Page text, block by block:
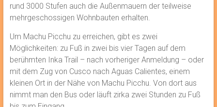
rund 3000 Stufen auch die Außenmauern der teilweise
mehrgeschossigen Wohnbauten erhalten.
Um Machu Picchu zu erreichen, gibt es zwei
Möglichkeiten: zu Fuß in zwei bis vier Tagen auf dem
berühmten Inka Trail – nach vorheriger Anmeldung – oder
mit dem Zug von Cusco nach Aguas Calientes, einem
kleinen Ort in der Nähe von Machu Picchu. Von dort aus
nimmt man den Bus oder läuft zirka zwei Stunden zu Fuß